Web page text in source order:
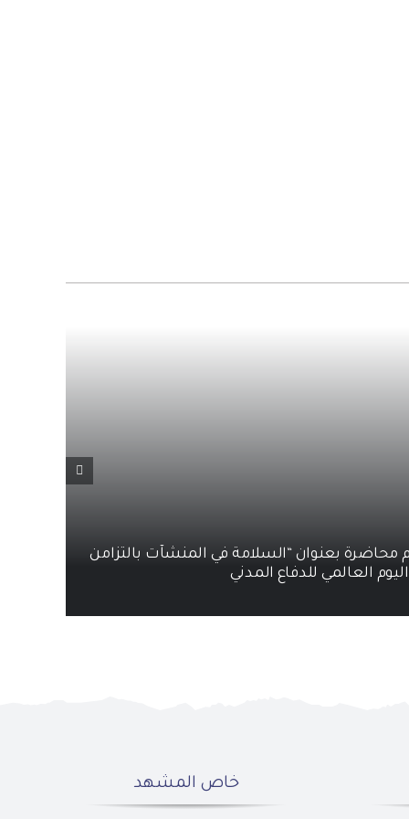
محاضرة بعنوان “السلامة في المنشآت بالتزامن
العالمي للدفاع المدني
خاص المشهد